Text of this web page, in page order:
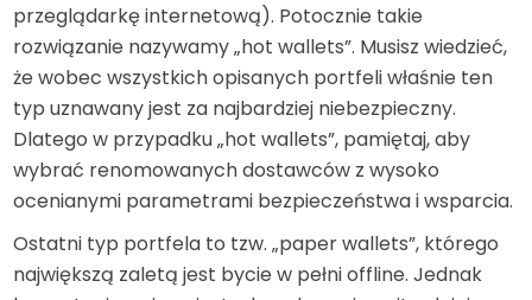
przeglądarkę internetową). Potocznie takie
rozwiązanie nazywamy „hot wallets”. Musisz wiedzieć,
że wobec wszystkich opisanych portfeli właśnie ten
typ uznawany jest za najbardziej niebezpieczny.
Dlatego w przypadku „hot wallets”, pamiętaj, aby
wybrać renomowanych dostawców z wysoko
ocenianymi parametrami bezpieczeństwa i wsparcia.
Ostatni typ portfela to tzw. „paper wallets”, którego
największą zaletą jest bycie w pełni offline. Jednak